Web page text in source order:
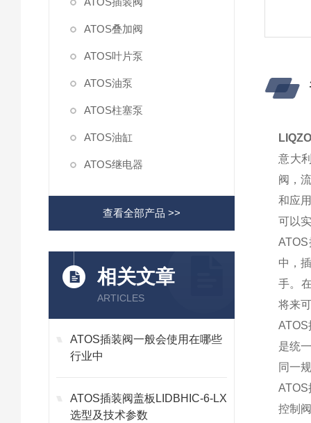
ATOS叠加阀
ATOS叶片泵
ATOS油泵
ATOS柱塞泵
ATOS油缸
ATOS继电器
查看全部产品 >>
相关文章
ARTICLES
ATOS插装阀一般会使用在哪些
行业中
ATOS插装阀盖板LIDBHIC-6-LX
选型及技术参数
意大
阀，
和应
可以
中，
手。
将来
是统
同一
控制